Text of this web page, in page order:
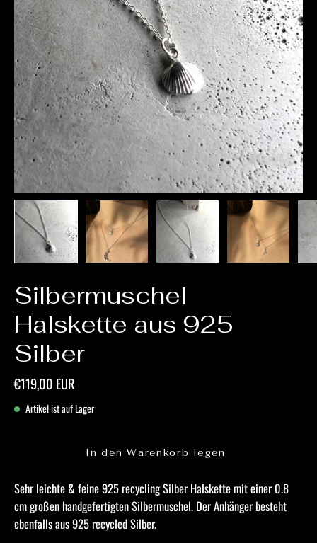
Silbermuschel
Halskette aus 925
Silber
€119,00 EUR
Artikel ist auf Lager
In den Warenkorb legen
Sehr leichte & feine 925 recycling Silber Halskette mit einer 0.8
cm großen handgefertigten Silbermuschel. Der Anhänger besteht
ebenfalls aus 925 recycled Silber.